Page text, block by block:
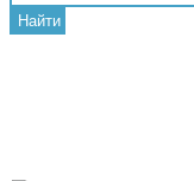
Найти